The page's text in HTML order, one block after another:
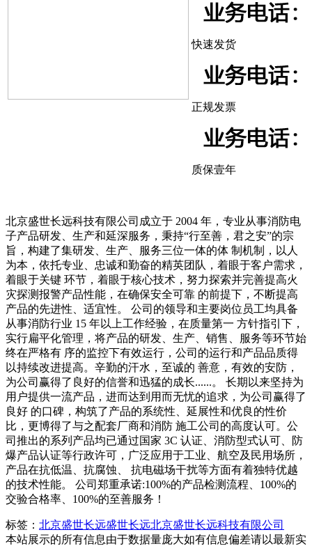
快速发货
正规发票
质保壹年
北京盛世长远科技有限公司成立于 2004 年，专业从事消防电
子产品研发、生产和延深服务，秉持“行至善，君之安”的宗
旨，构建了集研发、生产、服务三位一体的体 制机制，以人
为本，依托专业、忠诚和勤奋的精英团队，着眼于客户需求，
着眼于关键 环节，着眼于核心技术，努力探索并完善提高火
灾探测报警产品性能，在确保安全可靠 的前提下，不断提高
产品的先进性、适宜性。 公司的领导和主要岗位员工均具备
从事消防行业 15 年以上工作经验，在质量第一 方针指引下，
实行扁平化管理，将产品的研发、生产、销售、服务等环节始
终在严格有 序的监控下有效运行，公司的运行和产品品质得
以持续改进提高。辛勤的汗水，至诚的 善意，有效的安防，
为公司赢得了良好的信誉和迅猛的成长......。 长期以来坚持为
用户提供一流产品，进而达到用而无忧的追求，为公司赢得了
良好 的口碑，构筑了产品的系统性、延展性和优良的性价
比，更博得了与之配套厂商和消防 施工公司的高度认可。公
司推出的系列产品均已通过国家 3C 认证、消防型式认可、防
爆产品认证等行政许可，广泛应用于工业、航空及民用场所，
产品在抗低温、抗腐蚀、 抗电磁场干扰等方面有着独特优越
的技术性能。 公司郑重承诺:100%的产品检测流程、100%的
交验合格率、100%的至善服务！
标签： 北京盛世长远盛世长远北京盛世长远科技有限公司
本站展示的所有信息由于数据量庞大如有信息偏差请以最新实